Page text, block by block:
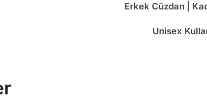
Erkek Cüzdan |
Unisex